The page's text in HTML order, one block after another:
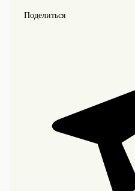
Поделиться